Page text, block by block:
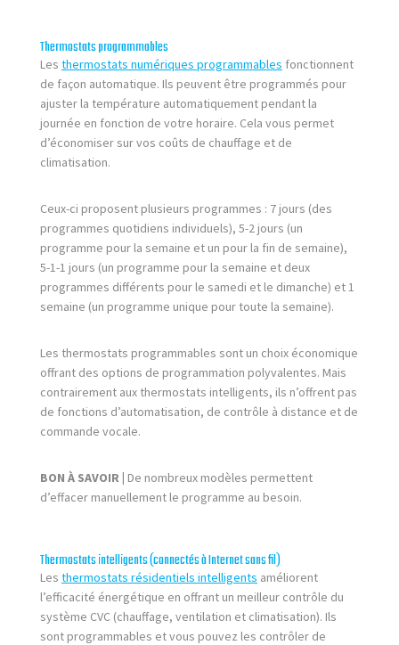
Thermostats programmables
Les thermostats numériques programmables fonctionnent
de façon automatique. Ils peuvent être programmés pour
ajuster la température automatiquement pendant la
journée en fonction de votre horaire. Cela vous permet
d’économiser sur vos coûts de chauffage et de
climatisation.
Ceux-ci proposent plusieurs programmes : 7 jours (des
programmes quotidiens individuels), 5-2 jours (un
programme pour la semaine et un pour la fin de semaine),
5-1-1 jours (un programme pour la semaine et deux
programmes différents pour le samedi et le dimanche) et 1
semaine (un programme unique pour toute la semaine).
Les thermostats programmables sont un choix économique
offrant des options de programmation polyvalentes. Mais
contrairement aux thermostats intelligents, ils n’offrent pas
de fonctions d’automatisation, de contrôle à distance et de
commande vocale.
BON À SAVOIR | De nombreux modèles permettent
d’effacer manuellement le programme au besoin.
Thermostats intelligents (connectés à Internet sans fil)
Les thermostats résidentiels intelligents améliorent
l’efficacité énergétique en offrant un meilleur contrôle du
système CVC (chauffage, ventilation et climatisation). Ils
sont programmables et vous pouvez les contrôler de